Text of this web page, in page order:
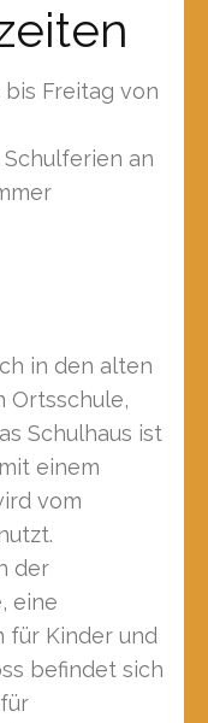
Freitag von
an
in den alten
Ortsschule,
Schulhaus ist
einem
vom
der
eine
für Kinder und
befindet sich